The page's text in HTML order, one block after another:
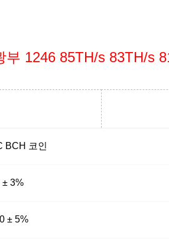
1246 85TH/s 83TH/s
BCH 코인
± 3%
± 5%